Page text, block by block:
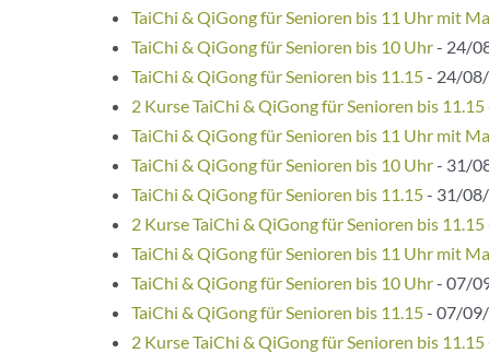
TaiChi & QiGong für Senioren bis 11 Uhr mit
TaiChi & QiGong für Senioren bis 10 Uhr- 24/
TaiChi & QiGong für Senioren bis 11.15- 24/
2 Kurse TaiChi & QiGong für Senioren bis 11.15
TaiChi & QiGong für Senioren bis 11 Uhr mit
TaiChi & QiGong für Senioren bis 10 Uhr- 31/
TaiChi & QiGong für Senioren bis 11.15- 31/
2 Kurse TaiChi & QiGong für Senioren bis 11.15
TaiChi & QiGong für Senioren bis 11 Uhr mit
TaiChi & QiGong für Senioren bis 10 Uhr- 07/
TaiChi & QiGong für Senioren bis 11.15- 07/
2 Kurse TaiChi & QiGong für Senioren bis 11.15